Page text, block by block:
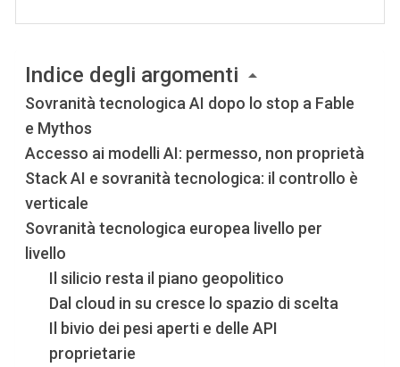
Indice degli argomenti
Sovranità tecnologica AI dopo lo stop a Fable
e Mythos
Accesso ai modelli AI: permesso, non proprietà
Stack AI e sovranità tecnologica: il controllo è
verticale
Sovranità tecnologica europea livello per
livello
Il silicio resta il piano geopolitico
Dal cloud in su cresce lo spazio di scelta
Il bivio dei pesi aperti e delle API
proprietarie